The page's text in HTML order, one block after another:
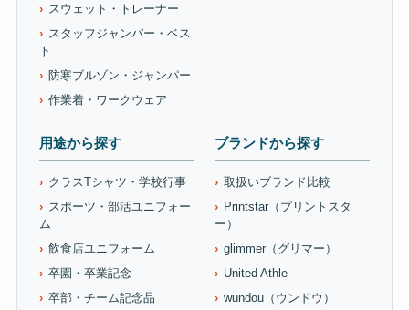
スウェット・トレーナー
スタッフジャンパー・ベス
ト
防寒ブルゾン・ジャンパー
作業着・ワークウェア
用途から探す
クラスTシャツ・学校行事
スポーツ・部活ユニフォー
ム
飲食店ユニフォーム
卒園・卒業記念
卒部・チーム記念品
ブランドから探す
取扱いブランド比較
Printstar（プリントスタ
ー）
glimmer（グリマー）
United Athle
wundou（ウンドウ）